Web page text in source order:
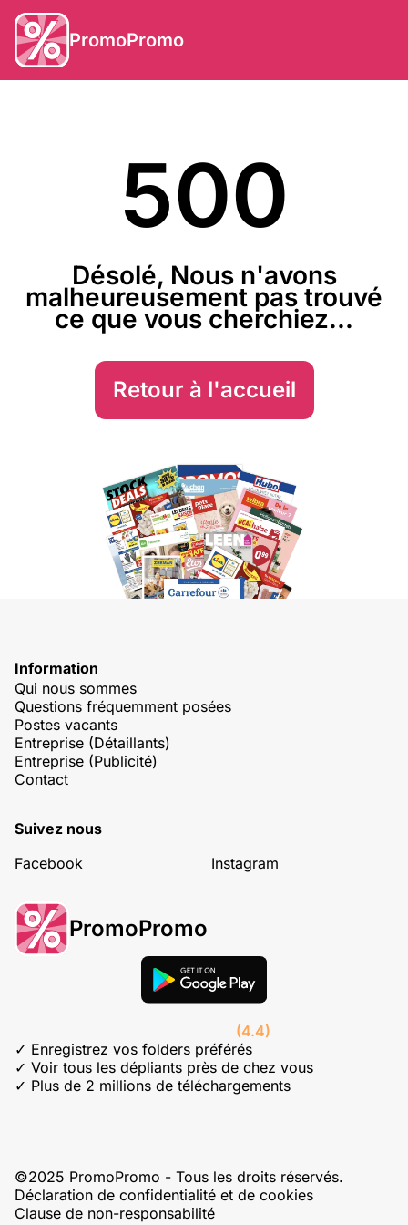
PromoPromo
500
Désolé, Nous n'avons
malheureusement pas trouvé
ce que vous cherchiez...
Retour à l'accueil
Information
Qui nous sommes
Questions fréquemment posées
Postes vacants
Entreprise (Détaillants)
Entreprise (Publicité)
Contact
Suivez nous
Facebook
Instagram
PromoPromo
(4.4)
✓ Enregistrez vos folders préférés
✓ Voir tous les dépliants près de chez vous
✓ Plus de 2 millions de téléchargements
©2025 PromoPromo - Tous les droits réservés.
Déclaration de confidentialité et de cookies
Clause de non-responsabilité